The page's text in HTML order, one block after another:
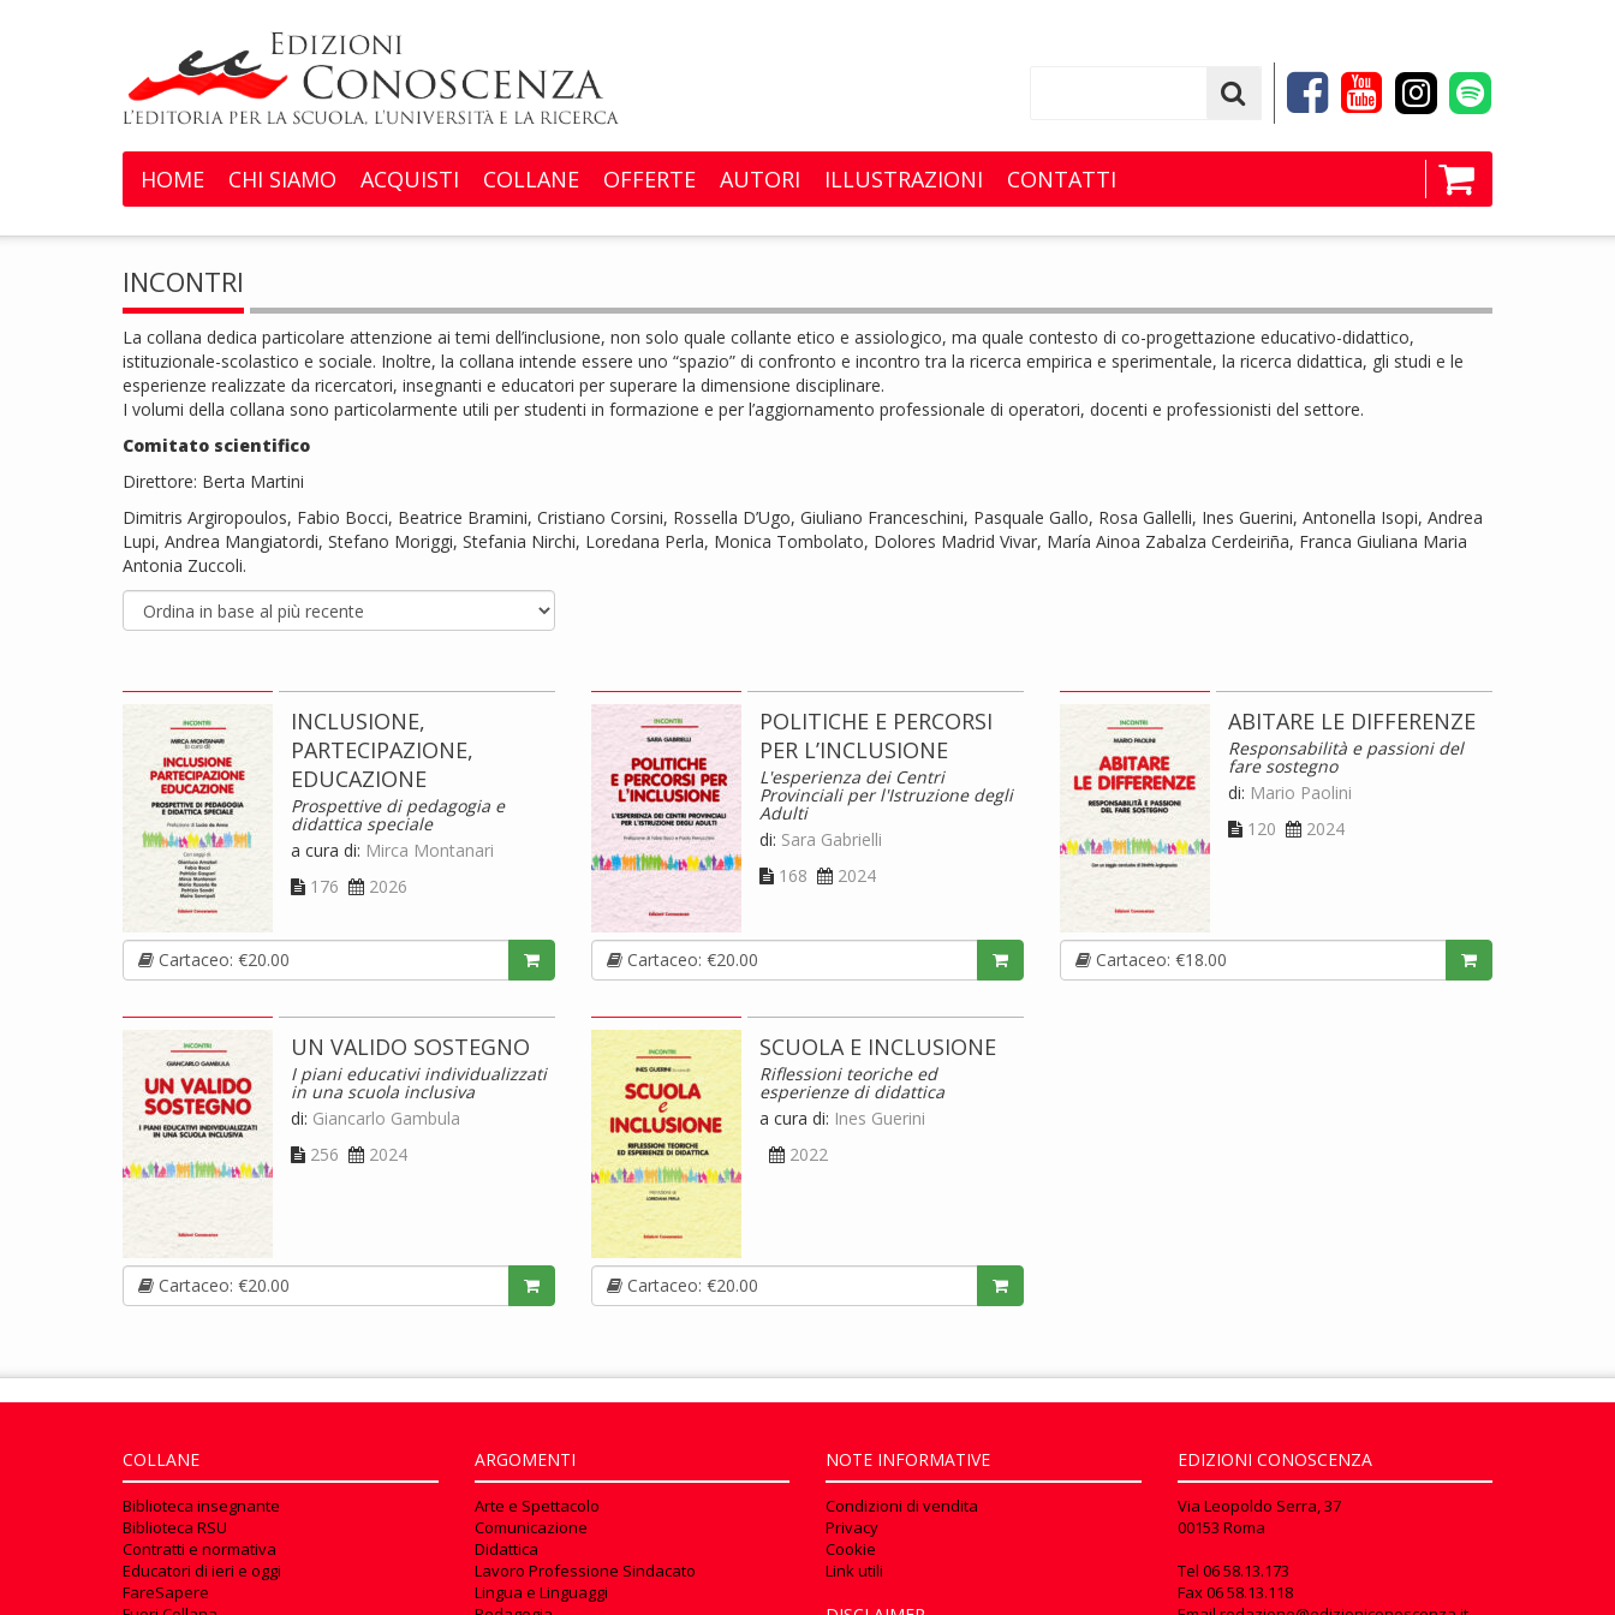
HOME CHI SIAMO ACQUISTI COLLANE OFFERTE AUTORI ILLUSTRAZIONI CONTATTI
INCONTRI
La collana dedica particolare attenzione ai temi dell’inclusione, non solo quale collante etico e assiologico, ma quale contesto di co-progettazione educativo-didattico,
istituzionale-scolastico e sociale. Inoltre, la collana intende essere uno “spazio” di confronto e incontro tra la ricerca empirica e sperimentale, la ricerca didattica, gli studi e le
esperienze realizzate da ricercatori, insegnanti e educatori per superare la dimensione disciplinare.
I volumi della collana sono particolarmente utili per studenti in formazione e per l’aggiornamento professionale di operatori, docenti e professionisti del settore.
Comitato scientifico
Direttore: Berta Martini
Dimitris Argiropoulos, Fabio Bocci, Beatrice Bramini, Cristiano Corsini, Rossella D’Ugo, Giuliano Franceschini, Pasquale Gallo, Rosa Gallelli, Ines Guerini, Antonella Isopi, Andrea
Lupi, Andrea Mangiatordi, Stefano Moriggi, Stefania Nirchi, Loredana Perla, Monica Tombolato, Dolores Madrid Vivar, María Ainoa Zabalza Cerdeiriña, Franca Giuliana Maria
Antonia Zuccoli.
INCLUSIONE,
PARTECIPAZIONE,
EDUCAZIONE
Prospettive di pedagogia e
didattica speciale
a cura di: Mirca Montanari
176
2026
Cartaceo: €20.00
POLITICHE E PERCORSI
PER L’INCLUSIONE
L'esperienza dei Centri
Provinciali per l'Istruzione degli
Adulti
di: Sara Gabrielli
168
2024
Cartaceo: €20.00
ABITARE LE DIFFERENZE
Responsabilità e passioni del
fare sostegno
di: Mario Paolini
120
2024
Cartaceo: €18.00
UN VALIDO SOSTEGNO
I piani educativi individualizzati
in una scuola inclusiva
di: Giancarlo Gambula
256
2024
Cartaceo: €20.00
SCUOLA E INCLUSIONE
Riflessioni teoriche ed
esperienze di didattica
a cura di: Ines Guerini
2022
Cartaceo: €20.00
COLLANE
Biblioteca insegnante
Biblioteca RSU
Contratti e normativa
Educatori di ieri e oggi
FareSapere
ARGOMENTI
Arte e Spettacolo
Comunicazione
Didattica
Lavoro Professione Sindacato
Lingua e Linguaggi
NOTE INFORMATIVE
Condizioni di vendita
Privacy
Cookie
Link utili
EDIZIONI CONOSCENZA
Via Leopoldo Serra, 37
00153 Roma
Tel 06 58.13.173
Fax06 58.13.118